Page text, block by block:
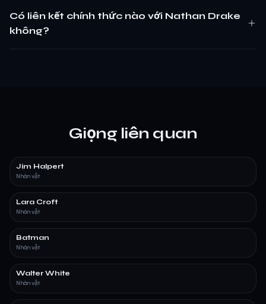
Có liên kết chính thức nào với Nathan Drake
không?
Giọng liên quan
Jim Halpert
Nhân vật
Lara Croft
Nhân vật
Batman
Nhân vật
Walter White
Nhân vật